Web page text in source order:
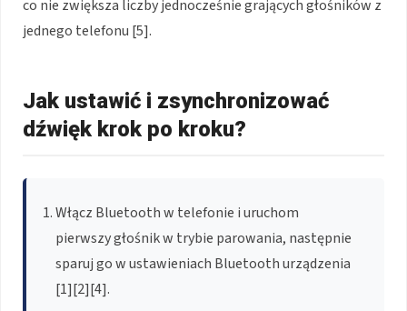
co nie zwiększa liczby jednocześnie grających głośników z
jednego telefonu [5].
Jak ustawić i zsynchronizować
dźwięk krok po kroku?
Włącz Bluetooth w telefonie i uruchom
pierwszy głośnik w trybie parowania, następnie
sparuj go w ustawieniach Bluetooth urządzenia
[1][2][4].